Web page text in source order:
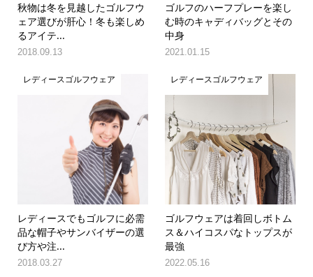
秋物は冬を見越したゴルフウ
ェア選びが肝心！冬も楽しめ
るアイテ...
2018.09.13
ゴルフのハーフプレーを楽し
む時のキャディバッグとその
中身
2021.01.15
レディースゴルフウェア
レディースでもゴルフに必需
品な帽子やサンバイザーの選
び方や注...
2018.03.27
レディースゴルフウェア
ゴルフウェアは着回しボトム
ス＆ハイコスパなトップスが
最強
2022.05.16